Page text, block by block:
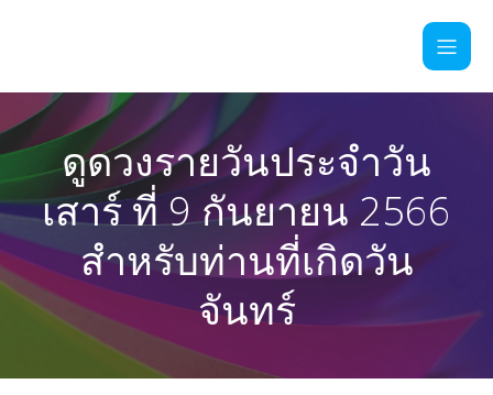
ดูดวงรายวันประจำวัน
เสาร์ ที่ 9 กันยายน 2566
สำหรับท่านที่เกิดวัน
จันทร์